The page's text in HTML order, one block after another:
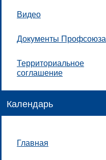
Видео
Документы Профсоюза
Территориальное
соглашение
Календарь
Главная